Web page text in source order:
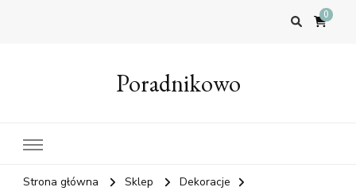
0
Poradnikowo
Strona główna Sklep
Dekoracje